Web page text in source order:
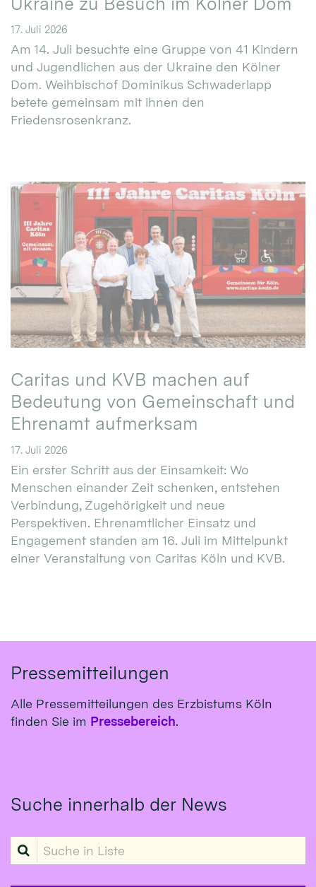
17. Juli 2026
Am 14. Juli besuchte eine Gruppe von 41 Kindern
und Jugendlichen aus der Ukraine den Kölner
Dom. Weihbischof Dominikus Schwaderlapp
betete gemeinsam mit ihnen den
Friedensrosenkranz.
Caritas und KVB machen auf
Bedeutung von Gemeinschaft und
Ehrenamt aufmerksam
17. Juli 2026
Ein erster Schritt aus der Einsamkeit: Wo
Menschen einander Zeit schenken, entstehen
Verbindung, Zugehörigkeit und neue
Perspektiven. Ehrenamtlicher Einsatz und
Engagement standen am 16. Juli im Mittelpunkt
einer Veranstaltung von Caritas Köln und KVB.
Pressemitteilungen
Alle Pressemitteilungen des Erzbistums Köln
finden Sie im Pressebereich.
Suche innerhalb der News
Suche in Liste